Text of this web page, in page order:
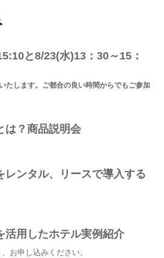
と8/23(水)13：30～15：
たします。ご都合の良い時間からでもご参加
は？商品説明会
レンタル、リースで導入する
活用したホテル実例紹介
お申し込みください。